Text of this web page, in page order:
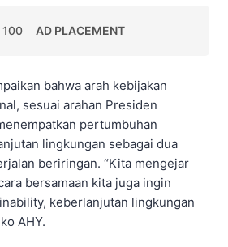
AD PLACEMENT
bahwa arah kebijakan
sesuai arahan Presiden
pertumbuhan
lingkungan sebagai dua
beriringan. “Kita mengejar
bersamaan kita juga ingin
keberlanjutan lingkungan
AHY.